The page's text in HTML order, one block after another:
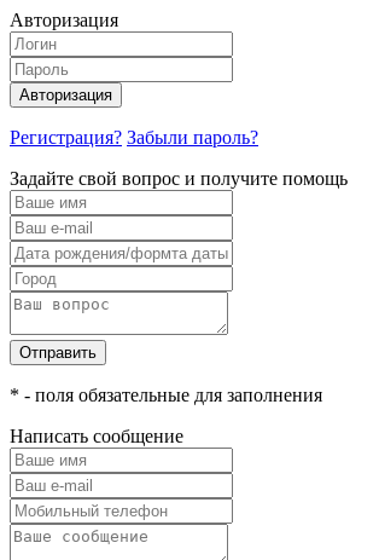
Авторизация
Авторизация
Регистрация? Забыли пароль?
Задайте свой вопрос и получите помощь
Отправить
* - поля обязательные для заполнения
Написать сообщение